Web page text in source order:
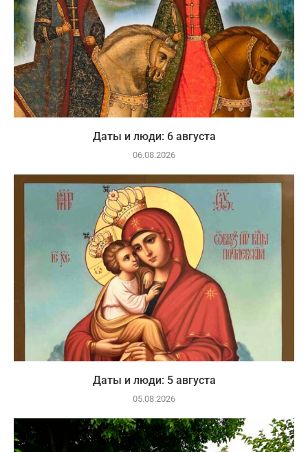
Даты и люди: 6 августа
06.08.2026
Даты и люди: 5 августа
05.08.2026